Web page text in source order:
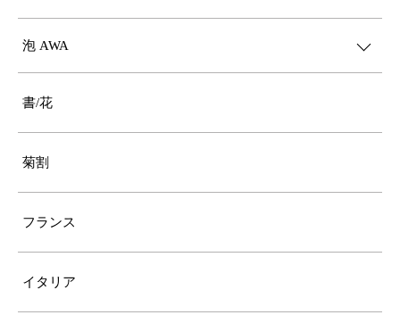
泡 AWA
書/花
菊割
フランス
イタリア